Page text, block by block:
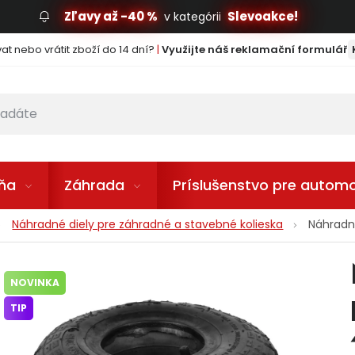
Zľavy až -40 % v kategórii Slevoakce!
nebo vrátit zboží do 14 dní? | Využijte náš reklamační formulář
Záhrada Príslušenstvo pre
Náhradné diely pre záhradné a stavebné kolieska
NOVINKA
TIP